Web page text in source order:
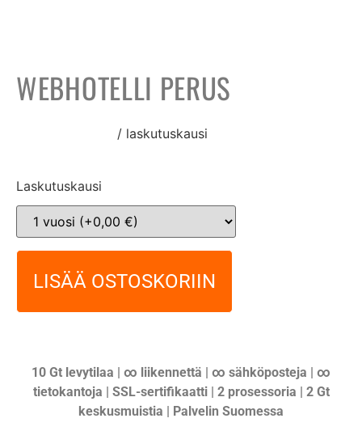
WEBHOTELLI PERUS
/ laskutuskausi
Laskutuskausi
LISÄÄ OSTOSKORIIN
10 Gt levytilaa | ∞ liikennettä | ∞ sähköposteja | ∞
tietokantoja | SSL-sertifikaatti | 2 prosessoria | 2 Gt
keskusmuistia | Palvelin Suomessa